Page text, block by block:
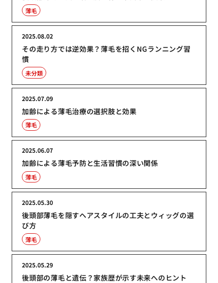
薄毛
その走り方では逆効果？薄毛を招くNGランニング習
慣
2025.08.02
未分類
加齢による薄毛治療の選択肢と効果
2025.07.09
薄毛
加齢による薄毛予防と生活習慣の深い関係
2025.06.07
薄毛
後頭部薄毛を隠すヘアスタイルの工夫とウィッグの選
び方
2025.05.30
薄毛
後頭部の薄毛と遺伝？家族歴が示す未来へのヒント
2025.05.29